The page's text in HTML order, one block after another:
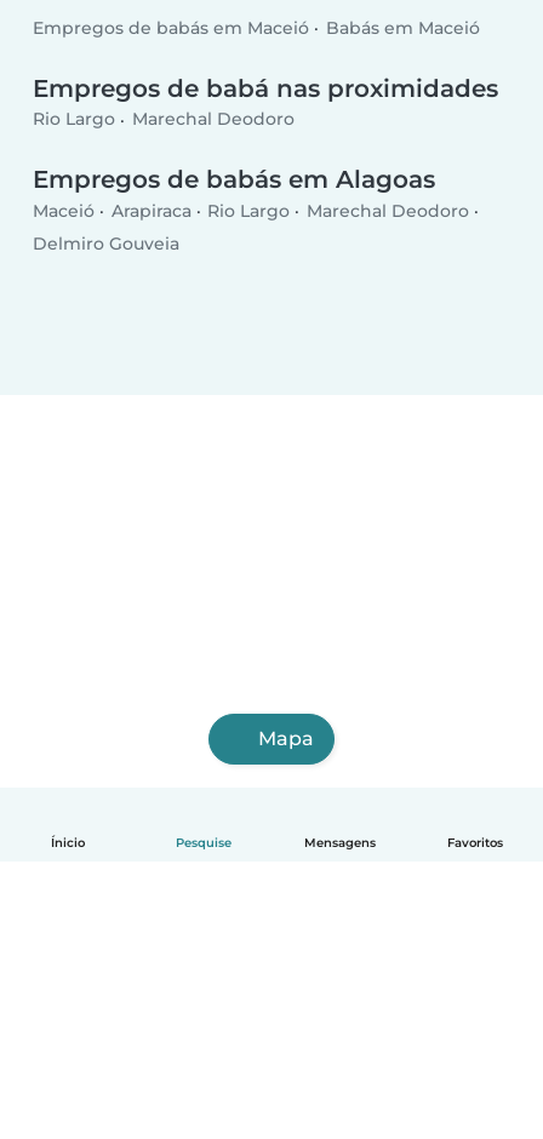
Ínicio Pesquise Mensagens Favoritos
Empregos de babás em Maceió Babás em Maceió
Empregos de babá nas proximidades
Rio Largo Marechal Deodoro
Empregos de babás em Alagoas
Maceió Arapiraca Rio Largo
Marechal Deodoro
Delmiro Gouveia
Mapa